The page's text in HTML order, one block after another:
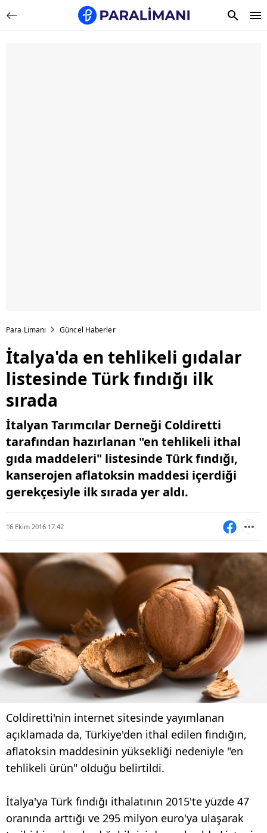
Para Limanı Güncel Haberler
İtalya'da en tehlikeli gıdalar
listesinde Türk fındığı ilk
sırada
İtalyan Tarımcılar Derneği Coldiretti
tarafından hazırlanan "en tehlikeli ithal
gıda maddeleri" listesinde Türk fındığı,
kanserojen aflatoksin maddesi içerdiği
gerekçesiyle ilk sırada yer aldı.
16 Ekim 2016 17:42
Coldiretti'nin internet sitesinde yayımlanan
açıklamada da, Türkiye'den ithal edilen fındığın,
aflatoksin maddesinin yüksekliği nedeniyle "en
tehlikeli ürün" olduğu belirtildi.
İtalya'ya Türk fındığı ithalatının 2015'te yüzde 47
oranında arttığı ve 295 milyon euro'ya ulaşarak